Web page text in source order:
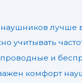
лучше
учитывать
и
комфорт